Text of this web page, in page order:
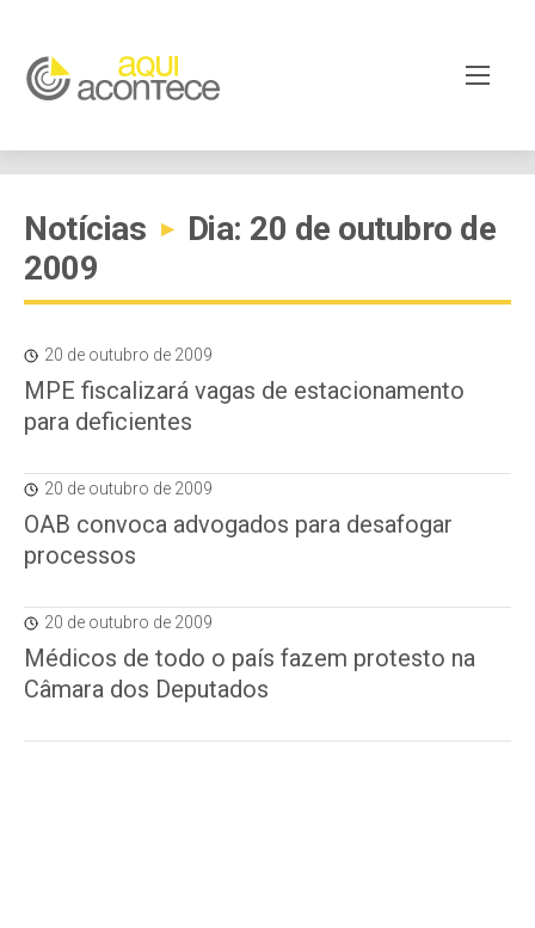
Notícias ▸
Dia: 20 de outubro de
2009
20 de outubro de 2009
MPE fiscalizará vagas de estacionamento
para deficientes
20 de outubro de 2009
OAB convoca advogados para desafogar
processos
20 de outubro de 2009
Médicos de todo o país fazem protesto na
Câmara dos Deputados